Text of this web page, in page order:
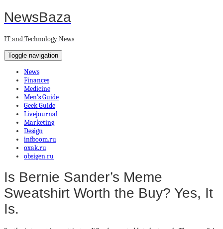
NewsBaza
IT and Technology News
Toggle navigation
News
Finances
Medicine
Men’s Guide
Geek Guide
Livejournal
Marketing
Design
infboom.ru
oxak.ru
obsigen.ru
Is Bernie Sander’s Meme
Sweatshirt Worth the Buy? Yes, It
Is.